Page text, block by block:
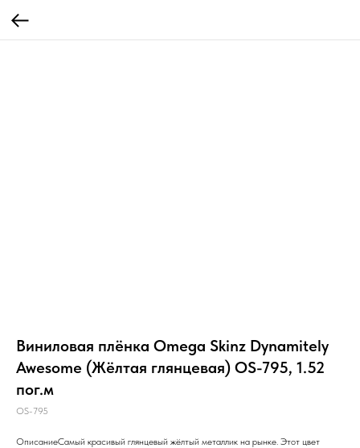
Виниловая плёнка Omega Skinz Dynamitely
Awesome (Жёлтая глянцевая) OS-795, 1.52
пог.м
OS-795
ОписаниеСамый красивый глянцевый жёлтый металлик на рынке. Этот цвет